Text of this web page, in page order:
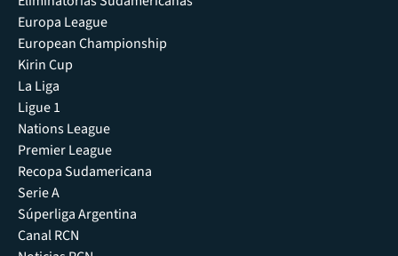
Europa League
European Championship
Kirin Cup
La Liga
Ligue 1
Nations League
Premier League
Recopa Sudamericana
Serie A
Súperliga Argentina
Canal RCN